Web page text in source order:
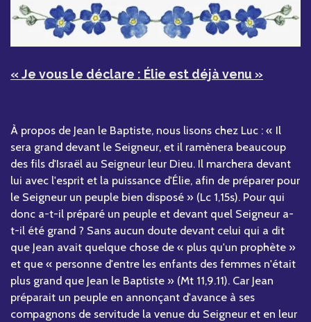
« Je vous le déclare : Élie est déjà venu »
À propos de Jean le Baptiste, nous lisons chez Luc : « Il
sera grand devant le Seigneur, et il ramènera beaucoup
des fils d'Israël au Seigneur leur Dieu. Il marchera devant
lui avec l'esprit et la puissance d'Élie, afin de préparer pour
le Seigneur un peuple bien disposé » (Lc 1,15s). Pour qui
donc a-t-il préparé un peuple et devant quel Seigneur a-
t-il été grand ? Sans aucun doute devant celui qui a dit
que Jean avait quelque chose de « plus qu'un prophète »
et que « personne d'entre les enfants des femmes n'était
plus grand que Jean le Baptiste » (Mt 11,9.11). Car Jean
préparait un peuple en annonçant d'avance à ses
compagnons de servitude la venue du Seigneur et en leur